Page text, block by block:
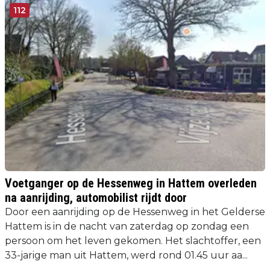
112
Voetganger op de Hessenweg in Hattem overleden
na aanrijding, automobilist rijdt door
Door een aanrijding op de Hessenweg in het Gelderse
Hattem is in de nacht van zaterdag op zondag een
persoon om het leven gekomen. Het slachtoffer, een
33-jarige man uit Hattem, werd rond 01.45 uur aa...